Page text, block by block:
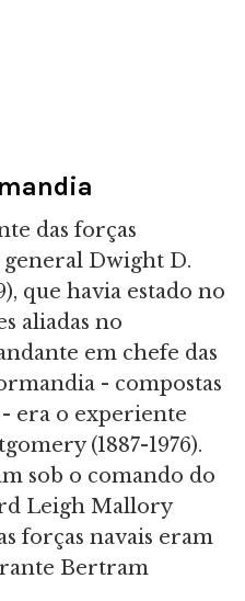
das forças
general Dwight D.
que havia estado no
aliadas no
em chefe das
- compostas
era o experiente
(1887-1976).
sob o comando do
Leigh Mallory
forças navais eram
Bertram